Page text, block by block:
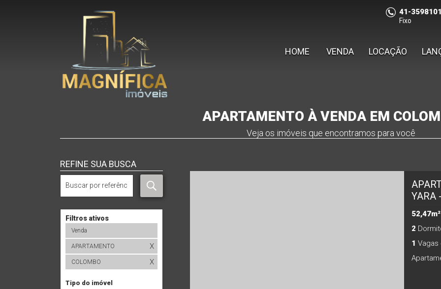
41-
Fixo
HOME VENDA LOCAÇÃO
APARTAMENTO À VENDA EM
Veja os imóveis que encontramos para você
REFINE SUA BUSCA
Filtros ativos
Venda
X
APARTAMENTO
X
COLOMBO
Tipo do imóvel
YARA
52,47m²
2
1 Vagas